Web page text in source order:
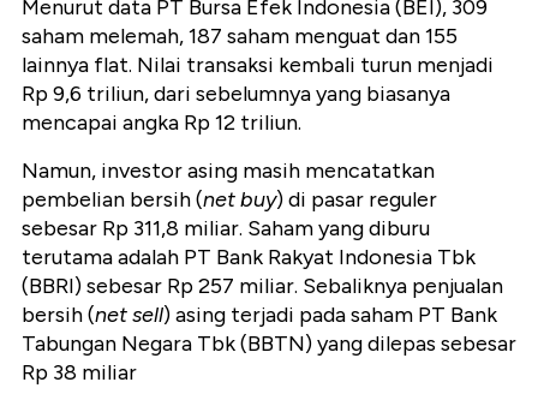
Menurut data PT Bursa Efek Indonesia (BEI), 309
saham melemah, 187 saham menguat dan 155
lainnya flat. Nilai transaksi kembali turun menjadi
Rp 9,6 triliun, dari sebelumnya yang biasanya
mencapai angka Rp 12 triliun.
Namun, investor asing masih mencatatkan
pembelian bersih (net buy) di pasar reguler
sebesar Rp 311,8 miliar. Saham yang diburu
terutama adalah PT Bank Rakyat Indonesia Tbk
(BBRI) sebesar Rp 257 miliar. Sebaliknya penjualan
bersih (net sell) asing terjadi pada saham PT Bank
Tabungan Negara Tbk (BBTN) yang dilepas sebesar
Rp 38 miliar